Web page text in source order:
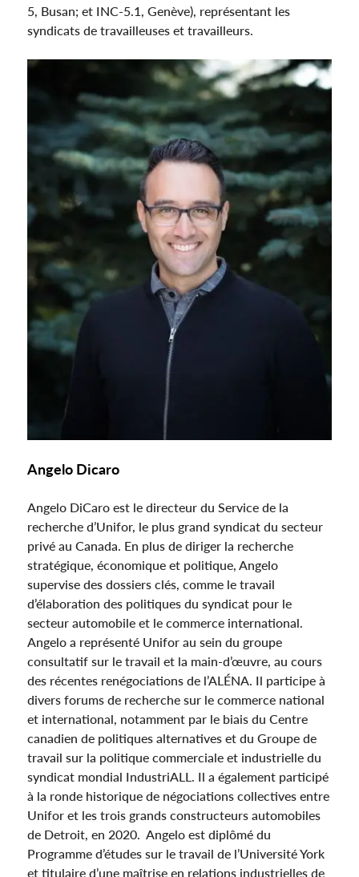
5, Busan; et INC-5.1, Genève), représentant les
syndicats de travailleuses et travailleurs.
Angelo Dicaro
Angelo DiCaro est le directeur du Service de la
recherche d’Unifor, le plus grand syndicat du secteur
privé au Canada. En plus de diriger la recherche
stratégique, économique et politique, Angelo
supervise des dossiers clés, comme le travail
d’élaboration des politiques du syndicat pour le
secteur automobile et le commerce international.
Angelo a représenté Unifor au sein du groupe
consultatif sur le travail et la main-d’œuvre, au cours
des récentes renégociations de l’ALÉNA. Il participe à
divers forums de recherche sur le commerce national
et international, notamment par le biais du Centre
canadien de politiques alternatives et du Groupe de
travail sur la politique commerciale et industrielle du
syndicat mondial IndustriALL. Il a également participé
à la ronde historique de négociations collectives entre
Unifor et les trois grands constructeurs automobiles
de Detroit, en 2020. Angelo est diplômé du
Programme d’études sur le travail de l’Université York
et titulaire d’une maîtrise en relations industrielles de